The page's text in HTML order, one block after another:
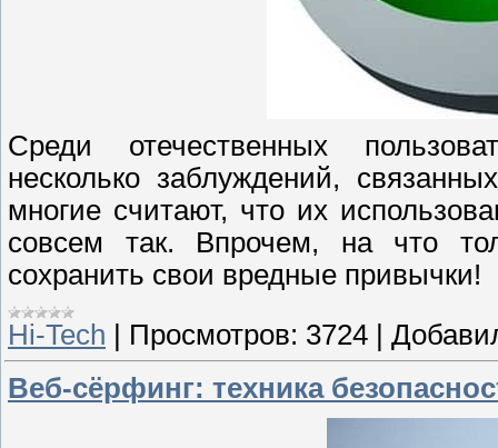
Среди отечественных
несколько заблуждений,
многие считают, что их
совсем так. Впрочем, на что
сохранить свои вредные привычки!
Hi-Tech
Просмотров: 3724
Веб-сёрфинг: техника